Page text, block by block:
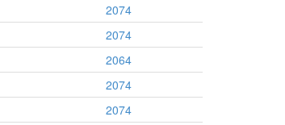
2074
2074
2064
2074
2074